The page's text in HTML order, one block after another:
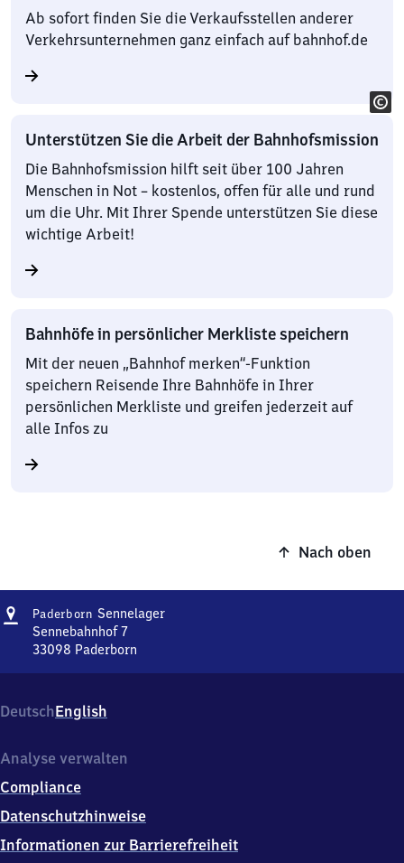
Ab sofort finden Sie die Verkaufsstellen anderer
Verkehrsunternehmen ganz einfach auf bahnhof.de
Unterstützen Sie die Arbeit der Bahnhofsmission
Die Bahnhofsmission hilft seit über 100 Jahren
Menschen in Not – kostenlos, offen für alle und rund
um die Uhr. Mit Ihrer Spende unterstützen Sie diese
wichtige Arbeit!
Bahnhöfe in persönlicher Merkliste speichern
Mit der neuen „Bahnhof merken“-Funktion
speichern Reisende Ihre Bahnhöfe in Ihrer
persönlichen Merkliste und greifen jederzeit auf
alle Infos zu
Nach oben
Adresse
Paderborn SennelagerPaderborn-
Sennebahnhof 7
33098 Paderborn
Sennebahnhof
7,
3
9
8
DeutschEnglish
Analyse verwalten
Compliance
Datenschutzhinweise
Informationen zur Barrierefreiheit